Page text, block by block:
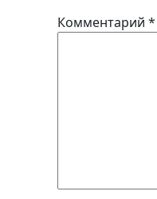
Комментарий *